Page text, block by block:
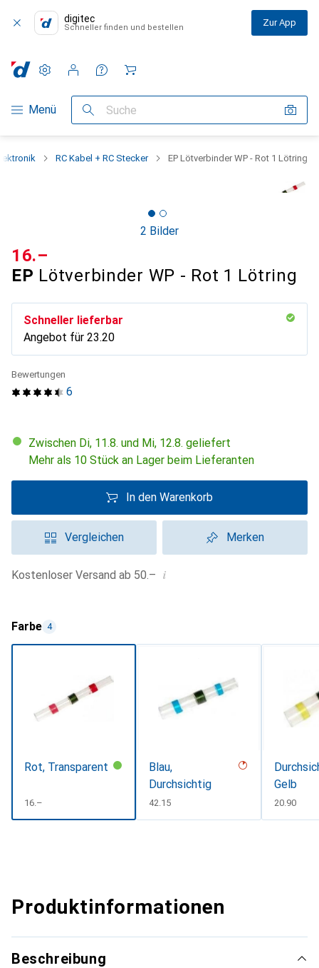
digitec
Schneller finden und bestellen Zur App
Navigation nach Kategorien
Menü Suche
Einstellungen
Kundenkonto
Vergleichslisten
Merklisten
Warenkorb
RC Kabel + RC Stecker EP Lötverbinder WP - Rot 1 Lötring
2 Bilder
EP Lötverbinder WP - Rot 1 Lötring
CHF
16.–
Schneller lieferbar
Angebot für CHF
23.20
6
Bewertungen
Zwischen Di, 11.8. und Mi, 12.8. geliefert
Mehr als 10 Stück an Lager beim Lieferanten
In den Warenkorb
Vergleichen Merken
Kostenloser Versand ab 50.– i
Farbe 4
Rot, Transparent
CHF
16.–
Blau,
Durchsichtig
CHF
42.15
Gelb
CHF
20.90
Produktinformationen
Beschreibung